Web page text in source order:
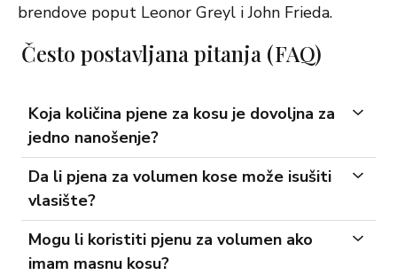
brendove poput Leonor Greyl i John Frieda.
Često postavljana pitanja (FAQ)
Koja količina pjene za kosu je dovoljna za
jedno nanošenje?
Da li pjena za volumen kose može isušiti
vlasište?
Mogu li koristiti pjenu za volumen ako
imam masnu kosu?